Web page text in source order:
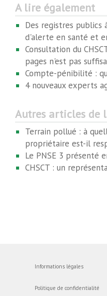
A lire également
Des registres publics
d'alerte en santé et
Consultation du
pages n'est pas
Compte-pénibilité :
4 nouveaux experts
Autres articles de
Terrain pollué : à
propriétaire est-il
Le PNSE 3 présenté
CHSCT : un
Informations légales
Politique de confidentialité